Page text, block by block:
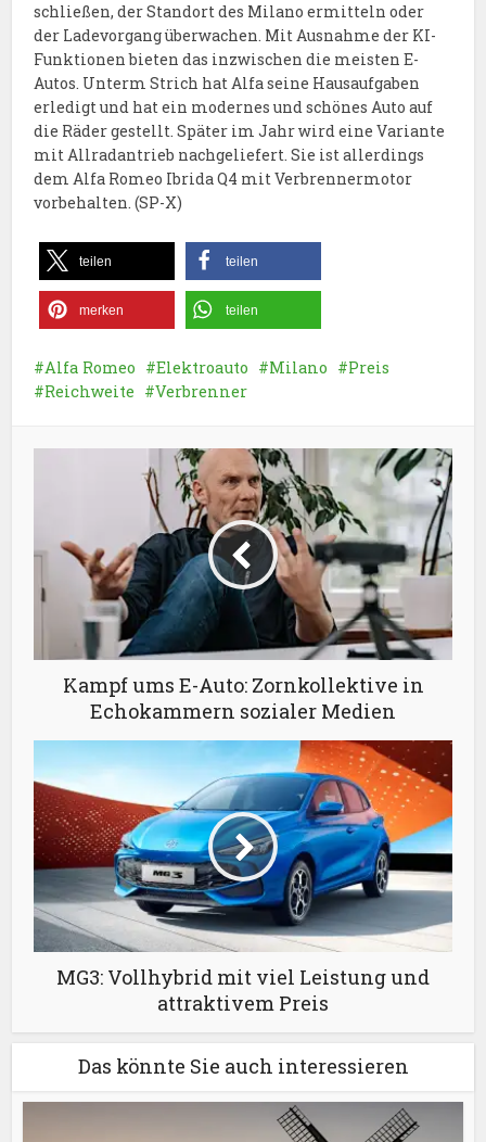
schließen, der Standort des Milano ermitteln oder
der Ladevorgang überwachen. Mit Ausnahme der KI-
Funktionen bieten das inzwischen die meisten E-
Autos. Unterm Strich hat Alfa seine Hausaufgaben
erledigt und hat ein modernes und schönes Auto auf
die Räder gestellt. Später im Jahr wird eine Variante
mit Allradantrieb nachgeliefert. Sie ist allerdings
dem Alfa Romeo Ibrida Q4 mit Verbrennermotor
vorbehalten. (SP-X)
teilen teilen
merken teilen
Alfa Romeo Elektroauto Milano
Preis
Reichweite
Verbrenner
Kampf ums E-Auto: Zornkollektive in
Echokammern sozialer Medien
MG3: Vollhybrid mit viel Leistung und
attraktivem Preis
Das könnte Sie auch interessieren